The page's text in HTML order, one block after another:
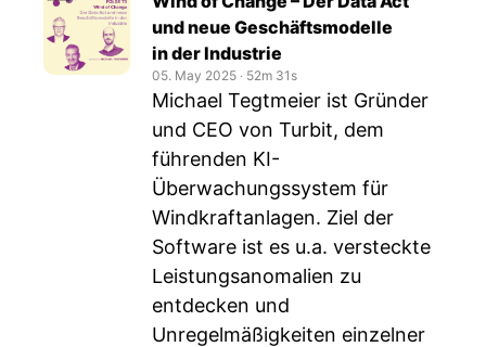
und neue Geschäftsmodelle
in der Industrie
05. May 2025 ‧ 52m 31s
Michael Tegtmeier ist Gründer
und CEO von Turbit, dem
führenden KI-
Überwachungssystem für
Windkraftanlagen. Ziel der
Software ist es u.a. versteckte
Leistungsanomalien zu
entdecken und
Unregelmäßigkeiten einzelner